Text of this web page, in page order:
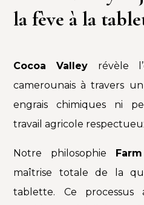
la fève à la
Cocoa Valley révèle
camerounais à travers
engrais chimiques ni
travail agricole
Notre philosophie
maîtrise totale de la
tablette. Ce processus